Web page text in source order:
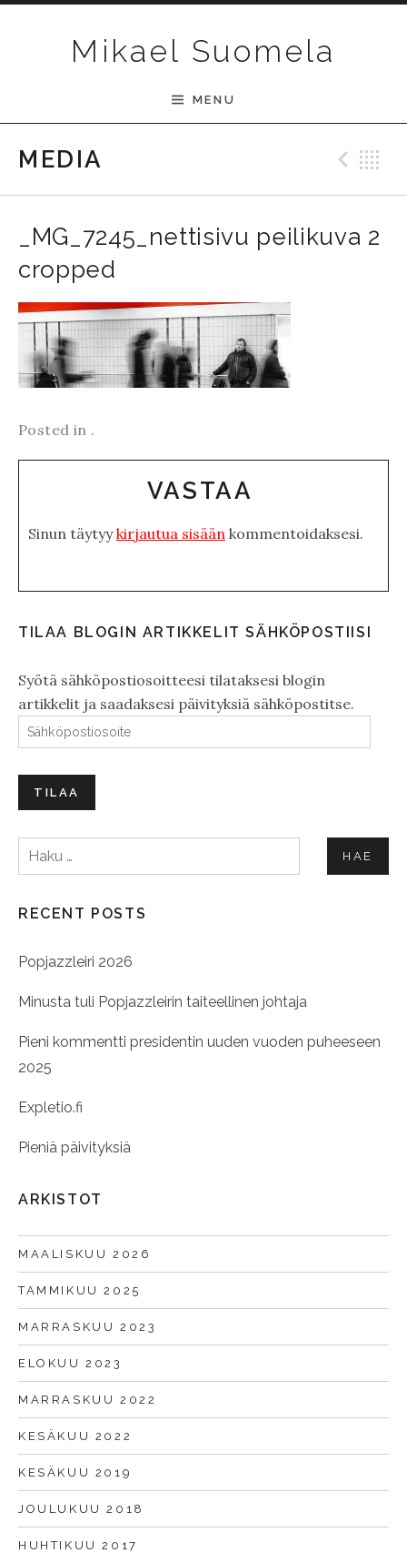
Mikael Suomela
MENU
MEDIA
_MG_7245_nettisivu peilikuva 2
cropped
Posted in .
VASTAA
Sinun täytyykirjautua sisään kommentoidaksesi.
TILAA BLOGIN ARTIKKELIT SÄHKÖPOSTIISI
Syötä sähköpostiosoitteesi tilataksesi blogin
artikkelit ja saadaksesi päivityksiä sähköpostitse.
Sähköpostiosoite
TILAA
Haku:
RECENT POSTS
Popjazzleiri 2026
Minusta tuli Popjazzleirin taiteellinen johtaja
Pieni kommentti presidentin uuden vuoden puheeseen
2025
Expletio.fi
Pieniä päivityksiä
ARKISTOT
MAALISKUU 2026
TAMMIKUU 2025
MARRASKUU 2023
ELOKUU 2023
MARRASKUU 2022
KESÄKUU 2022
KESÄKUU 2019
JOULUKUU 2018
HUHTIKUU 2017